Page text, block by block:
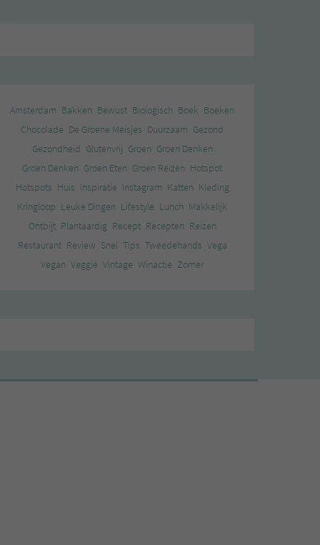
Amsterdam Bakken Bewust Biologisch Boek Boeken
Chocolade De Groene Meisjes Duurzaam Gezond
Gezondheid Glutenvrij Groen Groen Denken
Groen Denken Groen Eten Groen Reizen Hotspot
Hotspots Huis Inspiratie Instagram Katten Kleding
Kringloop Leuke Dingen Lifestyle Lunch Makkelijk
Ontbijt Plantaardig Recept Recepten Reizen
Restaurant Review Snel Tips Tweedehands Vega
Vegan Veggie Vintage Winactie Zomer